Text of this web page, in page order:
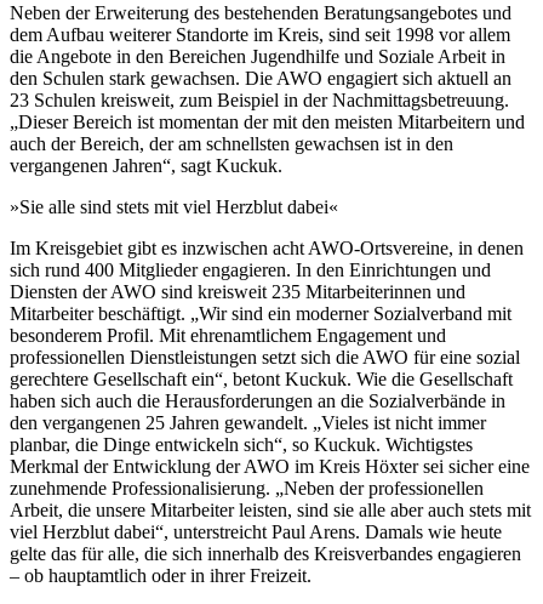
Neben der Erweiterung des bestehenden Beratungsangebotes und
dem Aufbau weiterer Standorte im Kreis, sind seit 1998 vor allem
die Angebote in den Bereichen Jugendhilfe und Soziale Arbeit in
den Schulen stark gewachsen. Die AWO engagiert sich aktuell an
23 Schulen kreisweit, zum Beispiel in der Nachmittagsbetreuung.
„Dieser Bereich ist momentan der mit den meisten Mitarbeitern und
auch der Bereich, der am schnellsten gewachsen ist in den
vergangenen Jahren“, sagt Kuckuk.
»Sie alle sind stets mit viel Herzblut dabei«
Im Kreisgebiet gibt es inzwischen acht AWO-Ortsvereine, in denen
sich rund 400 Mitglieder engagieren. In den Einrichtungen und
Diensten der AWO sind kreisweit 235 Mitarbeiterinnen und
Mitarbeiter beschäftigt. „Wir sind ein moderner Sozialverband mit
besonderem Profil. Mit ehrenamtlichem Engagement und
professionellen Dienstleistungen setzt sich die AWO für eine sozial
gerechtere Gesellschaft ein“, betont Kuckuk. Wie die Gesellschaft
haben sich auch die Herausforderungen an die Sozialverbände in
den vergangenen 25 Jahren gewandelt. „Vieles ist nicht immer
planbar, die Dinge entwickeln sich“, so Kuckuk. Wichtigstes
Merkmal der Entwicklung der AWO im Kreis Höxter sei sicher eine
zunehmende Professionalisierung. „Neben der professionellen
Arbeit, die unsere Mitarbeiter leisten, sind sie alle aber auch stets mit
viel Herzblut dabei“, unterstreicht Paul Arens. Damals wie heute
gelte das für alle, die sich innerhalb des Kreisverbandes engagieren
– ob hauptamtlich oder in ihrer Freizeit.